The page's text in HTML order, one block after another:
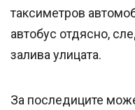
таксиметров
автобус отдясно,
залива улицата.
За последиците